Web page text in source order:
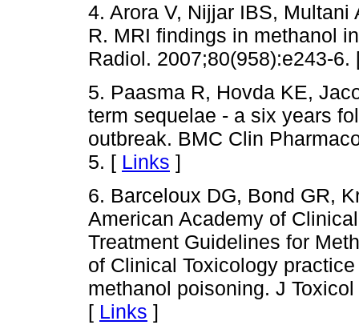
4. Arora V, Nijjar IBS, Multani
R. MRI findings in methanol
Radiol. 2007;80(958):e243-
5. Paasma R, Hovda KE,
term sequelae - a six years
outbreak. BMC Clin
5. [ Links ]
6. Barceloux DG, Bond GR,
American Academy of
Treatment Guidelines for
of Clinical Toxicology
methanol poisoning. J
[ Links ]